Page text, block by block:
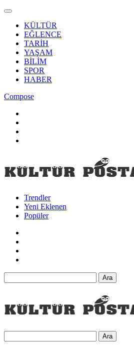
KÜLTÜR
EĞLENCE
TARİH
YAŞAM
BİLİM
SPOR
HABER
Compose
Trendler
Yeni Eklenen
Popüler
Ara
Ara